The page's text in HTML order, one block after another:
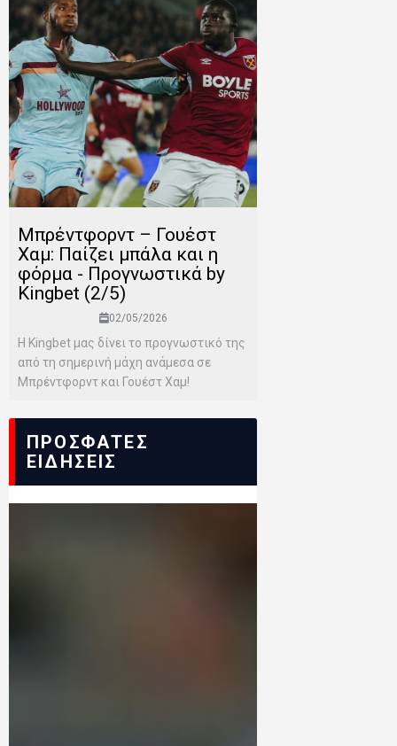
Μπρέντφορντ – Γουέστ
Χαμ: Παίζει μπάλα και η
φόρμα - Προγνωστικά by
Kingbet (2/5)
02/05/2026
Η Kingbet μας δίνει το προγνωστικό της
από τη σημερινή μάχη ανάμεσα σε
Μπρέντφορντ και Γουέστ Χαμ!
ΠΡΟΣΦΑΤΕΣ
ΕΙΔΗΣΕΙΣ